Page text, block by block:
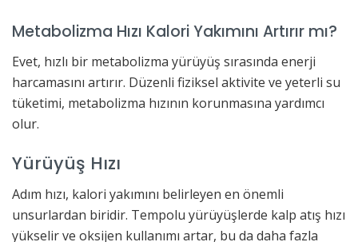
Metabolizma Hızı Kalori Yakımını Artırır mı?
Evet, hızlı bir metabolizma yürüyüş sırasında enerji
harcamasını artırır. Düzenli fiziksel aktivite ve yeterli su
tüketimi, metabolizma hızının korunmasına yardımcı
olur.
Yürüyüş Hızı
Adım hızı, kalori yakımını belirleyen en önemli
unsurlardan biridir. Tempolu yürüyüşlerde kalp atış hızı
yükselir ve oksijen kullanımı artar, bu da daha fazla